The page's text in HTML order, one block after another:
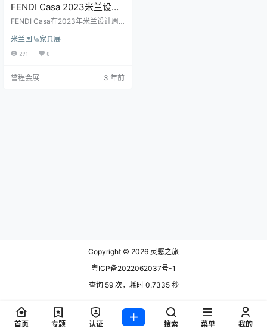
FENDI Casa 2023米兰设计
周：奢华与优雅融合的全新
FENDI Casa在2023年米兰设计周
列，展现出品牌对皮革工艺和优雅
色彩的执着。从烟草色和米色的经
了温暖与现代感。 其中，由设计师T
米兰国际家具展
291 0
誉程会展 3 年前
Copyright © 2026 灵感之旅
粤ICP备2022062037号-1
查询 59 次，耗时 0.7335 秒
首页 专题 认证 搜索 菜单 我的